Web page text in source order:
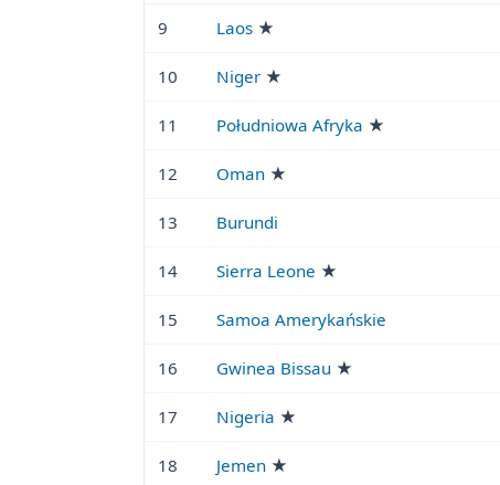
9 Laos ★
10 Niger ★
11 Południowa Afryka ★
12 Oman ★
13 Burundi
14 Sierra Leone ★
15 Samoa Amerykańskie
16 Gwinea Bissau ★
17 Nigeria ★
18 Jemen ★